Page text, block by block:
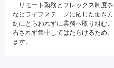
・リモート勤務とフレックス制度
などライフステージに応じた働き
約にとらわれずに業務へ取り組む
右されず集中してはたらけるため
ます。